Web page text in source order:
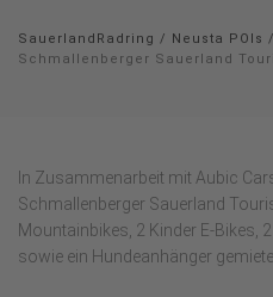
SauerlandRadring / Neusta POIs /
Schmallenberger Sauerland
In Zusammenarbeit mit Aubic
Schmallenberger Sauerland
Mountainbikes, 2 Kinder E-Bikes,
sowie ein Hundeanhänger